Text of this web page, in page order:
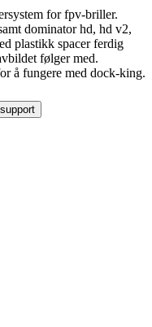
for fpv-briller.
dominator hd, hd v2,
plastikk spacer ferdig
følger med.
å fungere med dock-king.